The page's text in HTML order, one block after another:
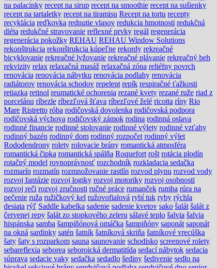
na palacinky recept na sirup recept na smoothie recept na sušienky
recept na tartaletky recept na tiramisu Recept na tortu recepty
recyklácia reďkovka rednutie vlasov redukcia hmotnosti redukčná
diéta redukčné stravovanie reflexné prvky regál regenerácia
regenerácia pokožky REHAU REHAU Window Solutions
rekonštrukcia rekonštrukcia kúpeľne rekordy rekreačné
bicyklovanie rekreačné lyžovanie rekreačné plávanie rekreačný beh
rekvizity relax relaxačná masáž relaxačná zóna reliéfny povrch
renovácia renovácia nábytku renovácia podlahy renovácia
radiátorov renovácia schodov repelent repík respiračné ťažkosti
retiazka retinol reumatické ochorenia rezané kvety rezané ruže riad z
porcelánu ríbezle ríbezľová šťava ríbezľové želé ricotta ríny Rio
Mare Ristretto róba rodičovská dovolenka rodičovská podpora
rodičovská výchova rodičovský zámok rodina rodinná oslava
rodinné financie rodinné stolovanie rodinné výlety rodinné vzťahy
rodinný bazén rodinný dom rodinný rozpočet rodinný výlet
Rododendrony rolety rolovacie brány romantická atmosféra
romantická čipka romantická spálňa Roquefort rošt rotácia plodín
rotačný model rovnoprávnosť rozchodník rozkladacia sedačka
rozmarín rozmatín rozmnožovanie rastlín rozvod plynu rozvod vody
rozvoj fantázie rozvoj logiky rozvoj motoriky rozvoj osobnosti
rozvoj reči rozvoj zručnosti ručné práce rumanček rumba rúra na
pečenie ruža ružičkový kel ružovofialová rybí tuk ryby rýchla
desiata rýľ Saddle kabelka sadenie sadenie kvetov sako šalát šalát z
červenej repy šalát zo stopkového zeleru sálavé teplo šalvia šalvia
hispánska samba šampiňónová omáčka šampiňóny saponát saponát
na okná sardinky satén šatník šatníková skriňa šatníkové vrecúška
šaty šaty s rozparkom sauna saunovanie schodisko screenové rolety
sebareflexia seborea seboroická dermatitída sedací nábytok sedacia
súprava sedacie vaky sedačka sedadlo šediny šedivenie sedlo na